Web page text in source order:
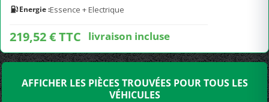
Energie :Essence + Electrique
219,52 € TTC livraison incluse
AFFICHER LES PIÈCES TROUVÉES POUR TOUS LES
VÉHICULES